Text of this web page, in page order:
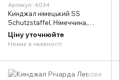
Артикул: 4034
Кинджал німецький SS
Schutzstaffel, Німеччина,
1933 р. (макет
масогабаритний)
Ціну уточнюйте
Немає в наявності